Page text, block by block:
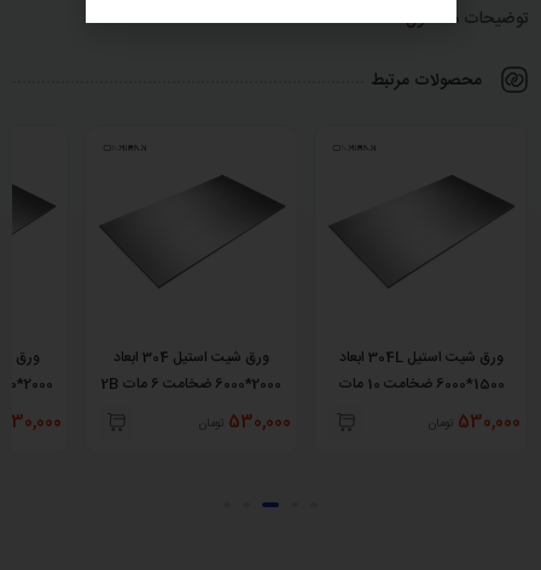
توضیحات محصول
محصولات مرتبط
ورق شیت استیل 304L ابعاد
1500*6000 ضخامت 10 مات
530,000 تومان
ورق شیت استیل 304 ابعاد
2000*6000 ضخامت 6 مات 2B
530,000 تومان
2000*6000 ضخامت 5 مات 2B